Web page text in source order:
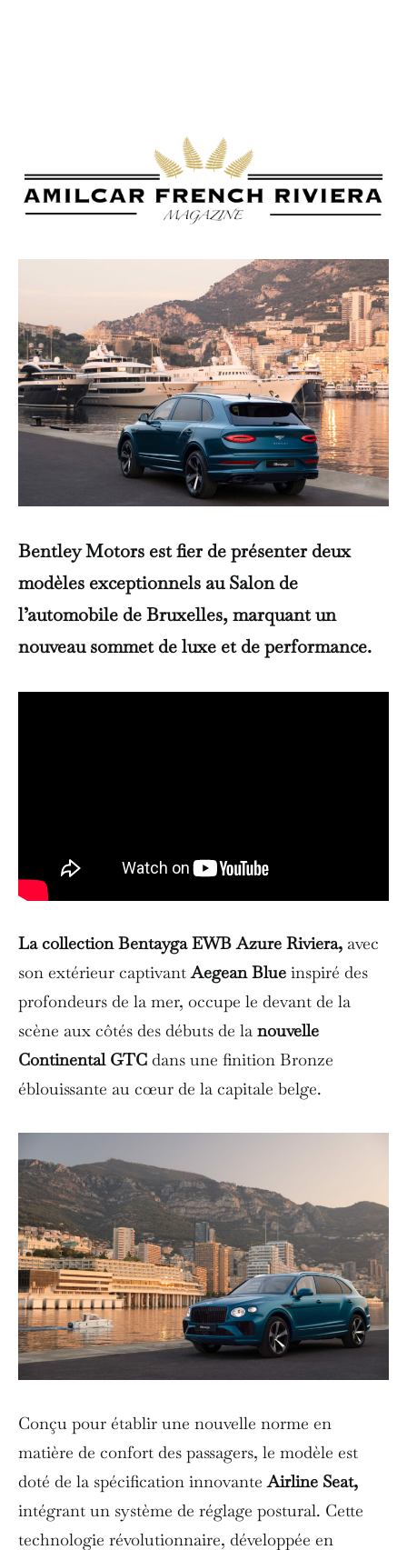
Bentley Motors est fier de présenter deux
modèles exceptionnels au Salon de
l’automobile de Bruxelles, marquant un
nouveau sommet de luxe et de performance.
La collection Bentayga EWB Azure Riviera, avec
son extérieur captivantAegean Blue inspiré des
profondeurs de la mer, occupe le devant de la
scène aux côtés des débuts de la nouvelle
Continental GTC dans une finition Bronze
éblouissante au cœur de la capitale belge.
Conçu pour établir une nouvelle norme en
matière de confort des passagers, le modèle est
doté de la spécification innovanteAirline Seat,
intégrant un système de réglage postural. Cette
technologie révolutionnaire, développée en